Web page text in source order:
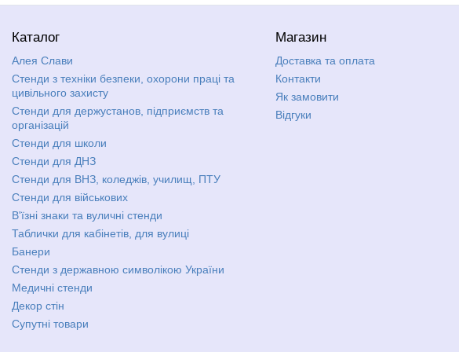
Каталог
Алея Слави
Стенди з техніки безпеки, охорони праці та
цивільного захисту
Стенди для держустанов, підприємств та
організацій
Стенди для школи
Стенди для ДНЗ
Стенди для ВНЗ, коледжів, училищ, ПТУ
Стенди для військових
В'їзні знаки та вуличні стенди
Таблички для кабінетів, для вулиці
Банери
Стенди з державною символікою України
Медичні стенди
Декор стін
Супутні товари
Магазин
Доставка та оплата
Контакти
Як замовити
Відгуки